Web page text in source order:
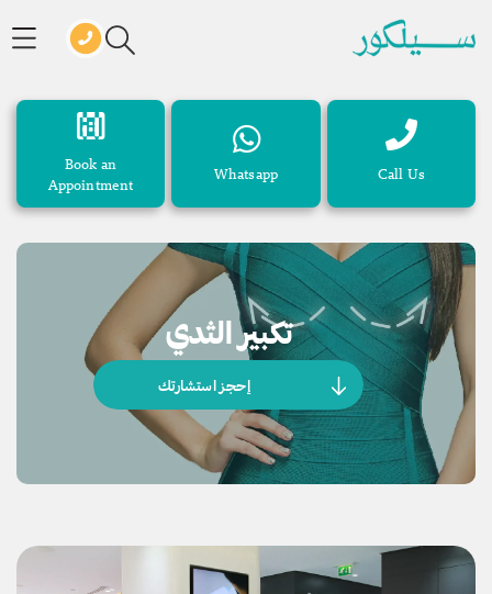
Call Us
Whatsapp
Book an
Appointment
تكبير الثدي
إحجز استشارتك